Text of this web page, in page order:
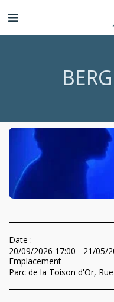
Date :
20/09/2026 17:00 - 21/05/
Emplacement
Parc de la Toison d'Or,